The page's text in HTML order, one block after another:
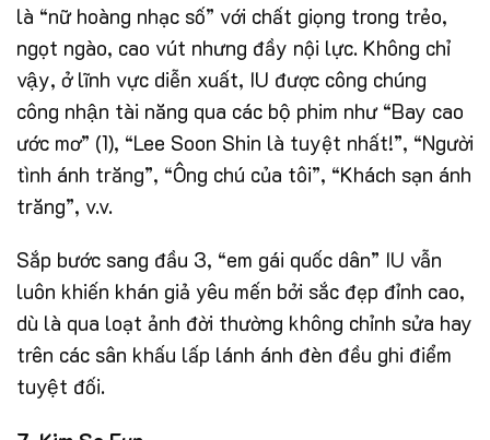
là “nữ hoàng nhạc số” với chất giọng trong trẻo,
ngọt ngào, cao vút nhưng đầy nội lực. Không chỉ
vậy, ở lĩnh vực diễn xuất, IU được công chúng
công nhận tài năng qua các bộ phim như “Bay cao
ước mơ” (1), “Lee Soon Shin là tuyệt nhất!”, “Người
tình ánh trăng”, “Ông chú của tôi”, “Khách sạn ánh
trăng”, v.v.
Sắp bước sang đầu 3, “em gái quốc dân” IU vẫn
luôn khiến khán giả yêu mến bởi sắc đẹp đỉnh cao,
dù là qua loạt ảnh đời thường không chỉnh sửa hay
trên các sân khấu lấp lánh ánh đèn đều ghi điểm
tuyệt đối.